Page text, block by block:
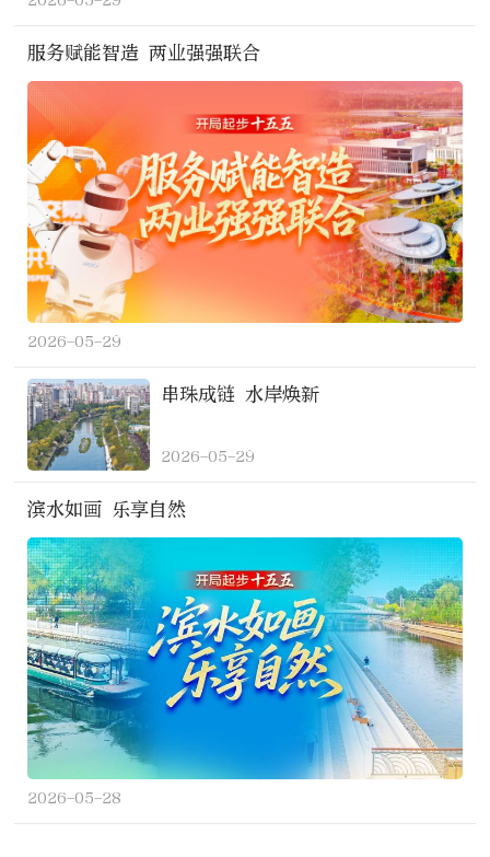
服务赋能智造 两业强强联合
2026-05-29
串珠成链 水岸焕新
2026-05-29
滨水如画 乐享自然
2026-05-28